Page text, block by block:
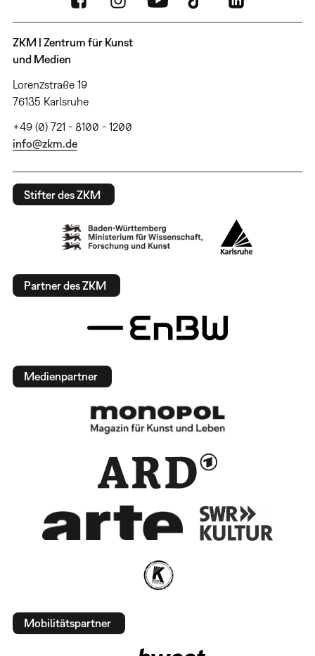
ZKM | Zentrum für Kunst
und Medien
Lorenzstraße 19
76135 Karlsruhe
+49 (0) 721 - 8100 - 1200
info@zkm.de
Stifter des ZKM
Partner des ZKM
Medienpartner
Mobilitätspartner